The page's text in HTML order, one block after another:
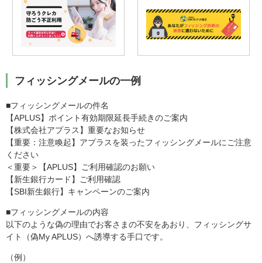
フィッシングメールの一例
■フィッシングメールの件名
【APLUS】ポイント有効期限延長手続きのご案内
【株式会社アプラス】重要なお知らせ
【重要：注意喚起】アプラスを装ったフィッシングメールにご注意
ください
＜重要＞【APLUS】ご利用確認のお願い
【新生銀行カード】ご利用確認
【SBI新生銀行】キャンペーンのご案内
■フィッシングメールの内容
以下のような偽の理由でお客さまの不安をあおり、フィッシングサ
イト（偽My APLUS）へ誘導する手口です。
（例）